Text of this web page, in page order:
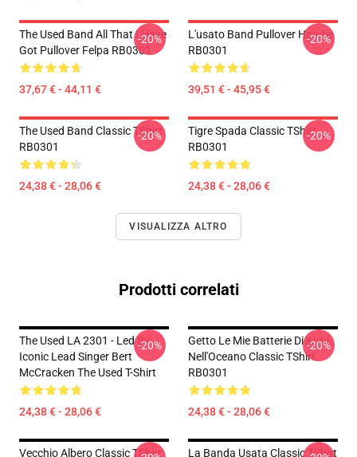
The Used Band All That I Have
Got Pullover Felpa RB0301
37,67 € - 44,11 €
-20%
L'usato Band Pullover Hoodie
RB0301
39,51 € - 45,95 €
-20%
The Used Band Classic TShirt
RB0301
24,38 € - 28,06 €
-20%
Tigre Spada Classic TShirt
RB0301
24,38 € - 28,06 €
-20%
VISUALIZZA ALTRO
Prodotti correlati
The Used LA 2301 - Led By
Iconic Lead Singer Bert
McCracken The Used T-Shirt
24,38 € - 28,06 €
-20%
Getto Le Mie Batterie Di Auto
Nell'Oceano Classic TShirt
RB0301
24,38 € - 28,06 €
-20%
Vecchio Albero Classic TShirt
La Banda Usata Classic TShirt